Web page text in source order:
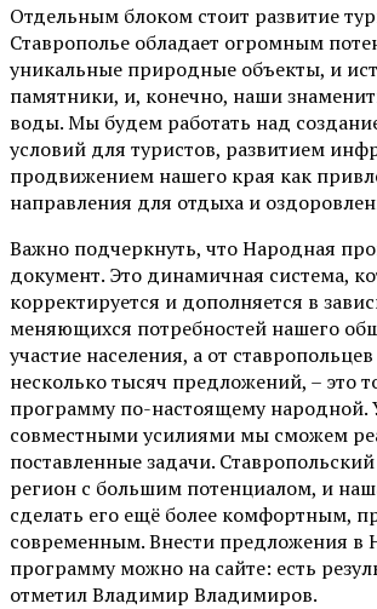
Отдельным блоком стоит развитие
Ставрополье обладает огромным
уникальные природные объекты, и
памятники, и, конечно, наши
воды. Мы будем работать над
условий для туристов, развитием
продвижением нашего края как
направления для отдыха и
Важно подчеркнуть, что Народная
документ. Это динамичная система,
корректируется и дополняется в
меняющихся потребностей нашего
участие населения, а от
несколько тысяч предложений, – это
программу по-настоящему народной.
совместными усилиями мы сможем
поставленные задачи.
регион с большим потенциалом, и
сделать его ещё более комфортным,
современным. Внести предложения в
программу можно на сайте: есть
отметил Владимир Владимиров.